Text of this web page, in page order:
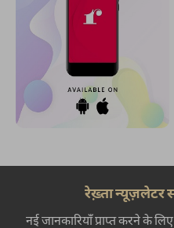
रेख़्ता न्यूज़लेटर
नई जानकारियाँ प्राप्त करने के